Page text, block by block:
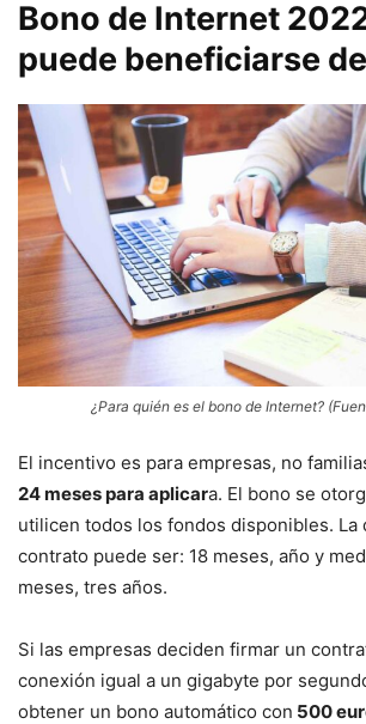
Bono de Internet
puede beneficiarse
¿Para quién es el bono de Internet?
El incentivo es para empresas, no
24 meses para aplicara. El bono se
utilicen todos los fondos disponibles. La
contrato puede ser: 18 meses, año y
meses, tres años.
Si las empresas deciden firmar un
conexión igual a un gigabyte por
obtener un bono automático con 500